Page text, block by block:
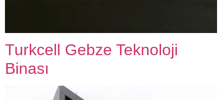
Turkcell Gebze Teknoloji
Binası